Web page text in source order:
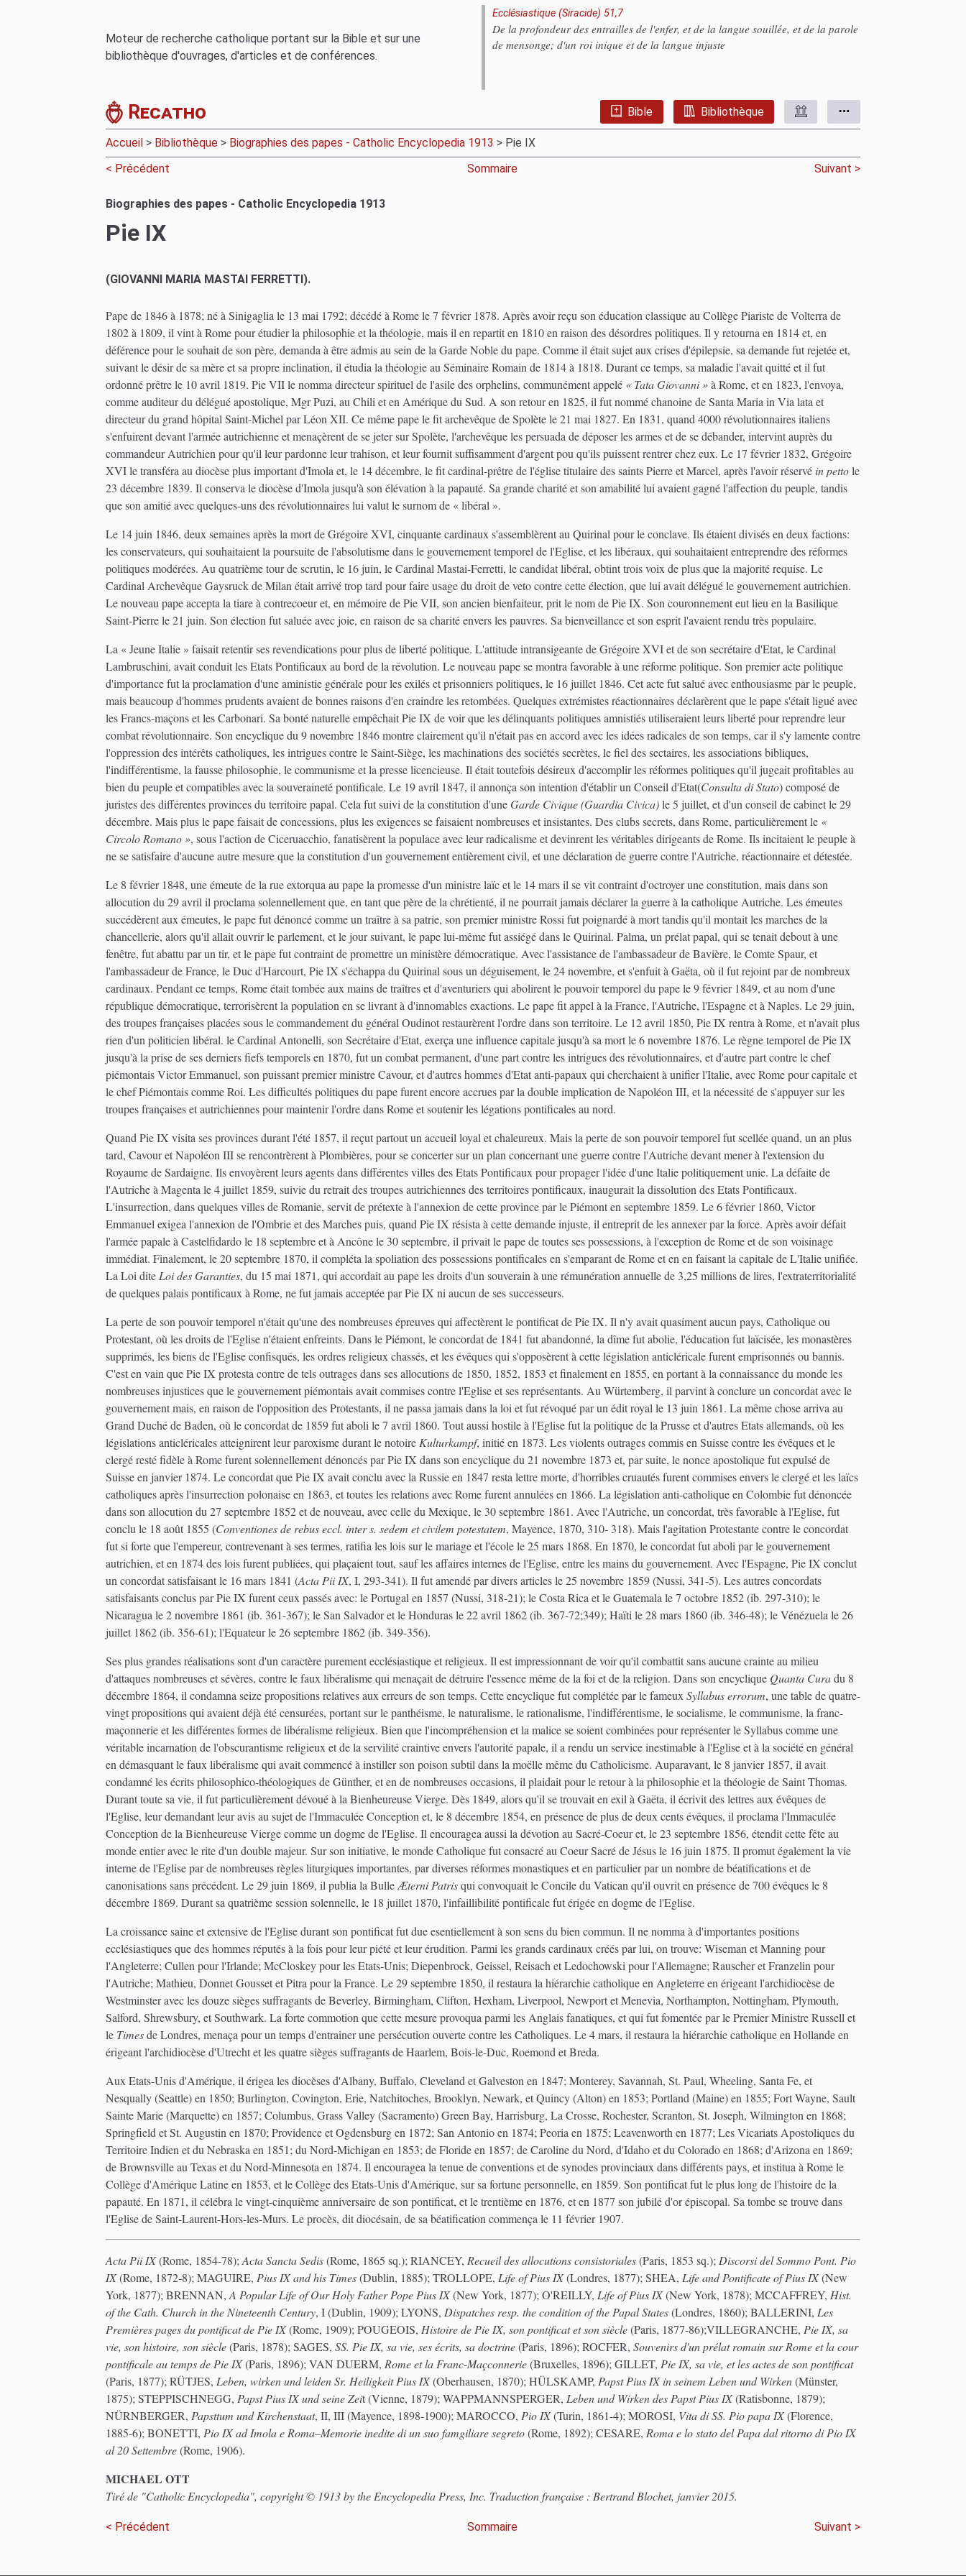
Moteur de recherche catholique portant sur la Bible et sur une
bibliothèque d'ouvrages, d'articles et de conférences.
Ecclésiastique (Siracide) 51,7
De la profondeur des entrailles de l'enfer, et de la langue souillée, et de la parole
de mensonge; d'un roi inique et de la langue injuste
Recatho Bible Bibliothèque
Accueil > Bibliothèque > Biographies des papes - Catholic Encyclopedia 1913 > Pie IX
< Précédent
Sommaire Suivant >
Biographies des papes - Catholic Encyclopedia 1913
Pie IX
(GIOVANNI MARIA MASTAI FERRETTI).
Pape de 1846 à 1878; né à Sinigaglia le 13 mai 1792; décédé à Rome le 7 février 1878. Après avoir reçu son éducation classique au Collège Piariste de Volterra de
1802 à 1809, il vint à Rome pour étudier la philosophie et la théologie, mais il en repartit en 1810 en raison des désordres politiques. Il y retourna en 1814 et, en
déférence pour le souhait de son père, demanda à être admis au sein de la Garde Noble du pape. Comme il était sujet aux crises d'épilepsie, sa demande fut rejetée et,
suivant le désir de sa mère et sa propre inclination, il étudia la théologie au Séminaire Romain de 1814 à 1818. Durant ce temps, sa maladie l'avait quitté et il fut
ordonné prêtre le 10 avril 1819. Pie VII le nomma directeur spirituel de l'asile des orphelins, communément appelé « Tata Giovanni »à Rome, et en 1823, l'envoya,
comme auditeur du délégué apostolique, Mgr Puzi, au Chili et en Amérique du Sud. A son retour en 1825, il fut nommé chanoine de Santa Maria in Via lata et
directeur du grand hôpital Saint-Michel par Léon XII. Ce même pape le fit archevêque de Spolète le 21 mai 1827. En 1831, quand 4000 révolutionnaires italiens
s'enfuirent devant l'armée autrichienne et menaçèrent de se jeter sur Spolète, l'archevêque les persuada de déposer les armes et de se débander, intervint auprès du
commandeur Autrichien pour qu'il leur pardonne leur trahison, et leur fournit suffisamment d'argent pou qu'ils puissent rentrer chez eux. Le 17 février 1832, Grégoire
XVI le transféra au diocèse plus important d'Imola et, le 14 décembre, le fit cardinal-prêtre de l'église titulaire des saints Pierre et Marcel, après l'avoir réservé in pettole
23 décembre 1839. Il conserva le diocèse d'Imola jusqu'à son élévation à la papauté. Sa grande charité et son amabilité lui avaient gagné l'affection du peuple, tandis
que son amitié avec quelques-uns des révolutionnaires lui valut le surnom de « libéral ».
Le 14 juin 1846, deux semaines après la mort de Grégoire XVI, cinquante cardinaux s'assemblèrent au Quirinal pour le conclave. Ils étaient divisés en deux factions:
les conservateurs, qui souhaitaient la poursuite de l'absolutisme dans le gouvernement temporel de l'Eglise, et les libéraux, qui souhaitaient entreprendre des réformes
politiques modérées. Au quatrième tour de scrutin, le 16 juin, le Cardinal Mastai-Ferretti, le candidat libéral, obtint trois voix de plus que la majorité requise. Le
Cardinal Archevêque Gaysruck de Milan était arrivé trop tard pour faire usage du droit de veto contre cette élection, que lui avait délégué le gouvernement autrichien.
Le nouveau pape accepta la tiare à contrecoeur et, en mémoire de Pie VII, son ancien bienfaiteur, prit le nom de Pie IX. Son couronnement eut lieu en la Basilique
Saint-Pierre le 21 juin. Son élection fut saluée avec joie, en raison de sa charité envers les pauvres. Sa bienveillance et son esprit l'avaient rendu très populaire.
La « Jeune Italie » faisait retentir ses revendications pour plus de liberté politique. L'attitude intransigeante de Grégoire XVI et de son secrétaire d'Etat, le Cardinal
Lambruschini, avait conduit les Etats Pontificaux au bord de la révolution. Le nouveau pape se montra favorable à une réforme politique. Son premier acte politique
d'importance fut la proclamation d'une aministie générale pour les exilés et prisonniers politiques, le 16 juillet 1846. Cet acte fut salué avec enthousiasme par le peuple,
mais beaucoup d'hommes prudents avaient de bonnes raisons d'en craindre les retombées. Quelques extrémistes réactionnaires déclarèrent que le pape s'était ligué avec
les Francs-maçons et les Carbonari. Sa bonté naturelle empêchait Pie IX de voir que les délinquants politiques amnistiés utiliseraient leurs liberté pour reprendre leur
combat révolutionnaire. Son encyclique du 9 novembre 1846 montre clairement qu'il n'était pas en accord avec les idées radicales de son temps, car il s'y lamente contre
l'oppression des intérêts catholiques, les intrigues contre le Saint-Siège, les machinations des sociétés secrètes, le fiel des sectaires, les associations bibliques,
l'indifférentisme, la fausse philosophie, le communisme et la presse licencieuse. Il était toutefois désireux d'accomplir les réformes politiques qu'il jugeait profitables au
bien du peuple et compatibles avec la souveraineté pontificale. Le 19 avril 1847, il annonça son intention d'établir un Conseil d'Etat(Consulta di Stato) composé de
juristes des différentes provinces du territoire papal. Cela fut suivi de la constitution d'uneGarde Civique (Guardia Civica)le 5 juillet, et d'un conseil de cabinet le 29
décembre. Mais plus le pape faisait de concessions, plus les exigences se faisaient nombreuses et insistantes. Des clubs secrets, dans Rome, particulièrement le «
Circolo Romano », sous l'action de Ciceruacchio, fanatisèrent la populace avec leur radicalisme et devinrent les véritables dirigeants de Rome. Ils incitaient le peuple à
ne se satisfaire d'aucune autre mesure que la constitution d'un gouvernement entièrement civil, et une déclaration de guerre contre l'Autriche, réactionnaire et détestée.
Le 8 février 1848, une émeute de la rue extorqua au pape la promesse d'un ministre laïc et le 14 mars il se vit contraint d'octroyer une constitution, mais dans son
allocution du 29 avril il proclama solennellement que, en tant que père de la chrétienté, il ne pourrait jamais déclarer la guerre à la catholique Autriche. Les émeutes
succédèrent aux émeutes, le pape fut dénoncé comme un traître à sa patrie, son premier ministre Rossi fut poignardé à mort tandis qu'il montait les marches de la
chancellerie, alors qu'il allait ouvrir le parlement, et le jour suivant, le pape lui-même fut assiégé dans le Quirinal. Palma, un prélat papal, qui se tenait debout à une
fenêtre, fut abattu par un tir, et le pape fut contraint de promettre un ministère démocratique. Avec l'assistance de l'ambassadeur de Bavière, le Comte Spaur, et
l'ambassadeur de France, le Duc d'Harcourt, Pie IX s'échappa du Quirinal sous un déguisement, le 24 novembre, et s'enfuit à Gaëta, où il fut rejoint par de nombreux
cardinaux. Pendant ce temps, Rome était tombée aux mains de traîtres et d'aventuriers qui abolirent le pouvoir temporel du pape le 9 février 1849, et au nom d'une
république démocratique, terrorisèrent la population en se livrant à d'innomables exactions. Le pape fit appel à la France, l'Autriche, l'Espagne et à Naples. Le 29 juin,
des troupes françaises placées sous le commandement du général Oudinot restaurèrent l'ordre dans son territoire. Le 12 avril 1850, Pie IX rentra à Rome, et n'avait plus
rien d'un politicien libéral. le Cardinal Antonelli, son Secrétaire d'Etat, exerça une influence capitale jusqu'à sa mort le 6 novembre 1876. Le règne temporel de Pie IX
jusqu'à la prise de ses derniers fiefs temporels en 1870, fut un combat permanent, d'une part contre les intrigues des révolutionnaires, et d'autre part contre le chef
piémontais Victor Emmanuel, son puissant premier ministre Cavour, et d'autres hommes d'Etat anti-papaux qui cherchaient à unifier l'Italie, avec Rome pour capitale et
le chef Piémontais comme Roi. Les difficultés politiques du pape furent encore accrues par la double implication de Napoléon III, et la nécessité de s'appuyer sur les
troupes françaises et autrichiennes pour maintenir l'ordre dans Rome et soutenir les légations pontificales au nord.
Quand Pie IX visita ses provinces durant l'été 1857, il reçut partout un accueil loyal et chaleureux. Mais la perte de son pouvoir temporel fut scellée quand, un an plus
tard, Cavour et Napoléon III se rencontrèrent à Plombières, pour se concerter sur un plan concernant une guerre contre l'Autriche devant mener à l'extension du
Royaume de Sardaigne. Ils envoyèrent leurs agents dans différentes villes des Etats Pontificaux pour propager l'idée d'une Italie politiquement unie. La défaite de
l'Autriche à Magenta le 4 juillet 1859, suivie du retrait des troupes autrichiennes des territoires pontificaux, inaugurait la dissolution des Etats Pontificaux.
L'insurrection, dans quelques villes de Romanie, servit de prétexte à l'annexion de cette province par le Piémont en septembre 1859. Le 6 février 1860, Victor
Emmanuel exigea l'annexion de l'Ombrie et des Marches puis, quand Pie IX résista à cette demande injuste, il entreprit de les annexer par la force. Après avoir défait
l'armée papale à Castelfidardo le 18 septembre et à Ancône le 30 septembre, il privait le pape de toutes ses possessions, à l'exception de Rome et de son voisinage
immédiat. Finalement, le 20 septembre 1870, il compléta la spoliation des possessions pontificales en s'emparant de Rome et en en faisant la capitale de L'Italie unifiée.
La Loi dite Loi des Garanties, du 15 mai 1871, qui accordait au pape les droits d'un souverain à une rémunération annuelle de 3,25 millions de lires, l'extraterritorialité
de quelques palais pontificaux à Rome, ne fut jamais acceptée par Pie IX ni aucun de ses successeurs.
La perte de son pouvoir temporel n'était qu'une des nombreuses épreuves qui affectèrent le pontificat de Pie IX. Il n'y avait quasiment aucun pays, Catholique ou
Protestant, où les droits de l'Eglise n'étaient enfreints. Dans le Piémont, le concordat de 1841 fut abandonné, la dîme fut abolie, l'éducation fut laïcisée, les monastères
supprimés, les biens de l'Eglise confisqués, les ordres religieux chassés, et les évêques qui s'opposèrent à cette législation anticléricale furent emprisonnés ou bannis.
C'est en vain que Pie IX protesta contre de tels outrages dans ses allocutions de 1850, 1852, 1853 et finalement en 1855, en portant à la connaissance du monde les
nombreuses injustices que le gouvernement piémontais avait commises contre l'Eglise et ses représentants. Au Würtemberg, il parvint à conclure un concordat avec le
gouvernement mais, en raison de l'opposition des Protestants, il ne passa jamais dans la loi et fut révoqué par un édit royal le 13 juin 1861. La même chose arriva au
Grand Duché de Baden, où le concordat de 1859 fut aboli le 7 avril 1860. Tout aussi hostile à l'Eglise fut la politique de la Prusse et d'autres Etats allemands, où les
législations anticléricales atteignirent leur paroxisme durant le notoire Kulturkampf, initié en 1873. Les violents outrages commis en Suisse contre les évêques et le
clergé resté fidèle à Rome furent solennellement dénoncés par Pie IX dans son encyclique du 21 novembre 1873 et, par suite, le nonce apostolique fut expulsé de
Suisse en janvier 1874. Le concordat que Pie IX avait conclu avec la Russie en 1847 resta lettre morte, d'horribles cruautés furent commises envers le clergé et les laïcs
catholiques après l'insurrection polonaise en 1863, et toutes les relations avec Rome furent annulées en 1866. La législation anti-catholique en Colombie fut dénoncée
dans son allocution du 27 septembre 1852 et de nouveau, avec celle du Mexique, le 30 septembre 1861. Avec l'Autriche, un concordat, très favorable à l'Eglise, fut
conclu le 18 août 1855 (Conventiones de rebus eccl. inter s. sedem et civilem potestatem, Mayence, 1870, 310- 318). Mais l'agitation Protestante contre le concordat
fut si forte que l'empereur, contrevenant à ses termes, ratifia les lois sur le mariage et l'école le 25 mars 1868. En 1870, le concordat fut aboli par le gouvernement
autrichien, et en 1874 des lois furent publiées, qui plaçaient tout, sauf les affaires internes de l'Eglise, entre les mains du gouvernement. Avec l'Espagne, Pie IX conclut
un concordat satisfaisant le 16 mars 1841 (Acta Pii IX, I, 293-341). Il fut amendé par divers articles le 25 novembre 1859 (Nussi, 341-5). Les autres concordats
satisfaisants conclus par Pie IX furent ceux passés avec: le Portugal en 1857 (Nussi, 318-21); le Costa Rica et le Guatemala le 7 octobre 1852 (ib. 297-310); le
Nicaragua le 2 novembre 1861 (ib. 361-367); le San Salvador et le Honduras le 22 avril 1862 (ib. 367-72;349); Haïti le 28 mars 1860 (ib. 346-48); le Vénézuela le 26
juillet 1862 (ib. 356-61); l'Equateur le 26 septembre 1862 (ib. 349-356).
Ses plus grandes réalisations sont d'un caractère purement ecclésiastique et religieux. Il est impressionnant de voir qu'il combattit sans aucune crainte au milieu
d'attaques nombreuses et sévères, contre le faux libéralisme qui menaçait de détruire l'essence même de la foi et de la religion. Dans son encyclique Quanta Curadu 8
décembre 1864, il condamna seize propositions relatives aux erreurs de son temps. Cette encyclique fut complétée par le fameux Syllabus errorum, une table de quatre-
vingt propositions qui avaient déjà été censurées, portant sur le panthéisme, le naturalisme, le rationalisme, l'indifférentisme, le socialisme, le communisme, la franc-
maçonnerie et les différentes formes de libéralisme religieux. Bien que l'incompréhension et la malice se soient combinées pour représenter le Syllabus comme une
véritable incarnation de l'obscurantisme religieux et de la servilité craintive envers l'autorité papale, il a rendu un service inestimable à l'Eglise et à la société en général
en démasquant le faux libéralisme qui avait commencé à instiller son poison subtil dans la moëlle même du Catholicisme. Auparavant, le 8 janvier 1857, il avait
condamné les écrits philosophico-théologiques de Günther, et en de nombreuses occasions, il plaidait pour le retour à la philosophie et la théologie de Saint Thomas.
Durant toute sa vie, il fut particulièrement dévoué à la Bienheureuse Vierge. Dès 1849, alors qu'il se trouvait en exil à Gaëta, il écrivit des lettres aux évêques de
l'Eglise, leur demandant leur avis au sujet de l'Immaculée Conception et, le 8 décembre 1854, en présence de plus de deux cents évêques, il proclama l'Immaculée
Conception de la Bienheureuse Vierge comme un dogme de l'Eglise. Il encouragea aussi la dévotion au Sacré-Coeur et, le 23 septembre 1856, étendit cette fête au
monde entier avec le rite d'un double majeur. Sur son initiative, le monde Catholique fut consacré au Coeur Sacré de Jésus le 16 juin 1875. Il promut également la vie
interne de l'Eglise par de nombreuses règles liturgiques importantes, par diverses réformes monastiques et en particulier par un nombre de béatifications et de
canonisations sans précédent. Le 29 juin 1869, il publia la BulleÆterni Patrisqui convoquait le Concile du Vatican qu'il ouvrit en présence de 700 évêques le 8
décembre 1869. Durant sa quatrième session solennelle, le 18 juillet 1870, l'infaillibilité pontificale fut érigée en dogme de l'Eglise.
La croissance saine et extensive de l'Eglise durant son pontificat fut due esentiellement à son sens du bien commun. Il ne nomma à d'importantes positions
ecclésiastiques que des hommes réputés à la fois pour leur piété et leur érudition. Parmi les grands cardinaux créés par lui, on trouve: Wiseman et Manning pour
l'Angleterre; Cullen pour l'Irlande; McCloskey pour les Etats-Unis; Diepenbrock, Geissel, Reisach et Ledochowski pour l'Allemagne; Rauscher et Franzelin pour
l'Autriche; Mathieu, Donnet Gousset et Pitra pour la France. Le 29 septembre 1850, il restaura la hiérarchie catholique en Angleterre en érigeant l'archidiocèse de
Westminster avec les douze sièges suffragants de Beverley, Birmingham, Clifton, Hexham, Liverpool, Newport et Menevia, Northampton, Nottingham, Plymouth,
Salford, Shrewsbury, et Southwark. La forte commotion que cette mesure provoqua parmi les Anglais fanatiques, et qui fut fomentée par le Premier Ministre Russell et
le Timesde Londres, menaça pour un temps d'entrainer une persécution ouverte contre les Catholiques. Le 4 mars, il restaura la hiérarchie catholique en Hollande en
érigeant l'archidiocèse d'Utrecht et les quatre sièges suffragants de Haarlem, Bois-le-Duc, Roemond et Breda.
Aux Etats-Unis d'Amérique, il érigea les diocèses d'Albany, Buffalo, Cleveland et Galveston en 1847; Monterey, Savannah, St. Paul, Wheeling, Santa Fe, et
Nesqually (Seattle) en 1850; Burlington, Covington, Erie, Natchitoches, Brooklyn, Newark, et Quincy (Alton) en 1853; Portland (Maine) en 1855; Fort Wayne, Sault
Sainte Marie (Marquette) en 1857; Columbus, Grass Valley (Sacramento) Green Bay, Harrisburg, La Crosse, Rochester, Scranton, St. Joseph, Wilmington en 1868;
Springfield et St. Augustin en 1870; Providence et Ogdensburg en 1872; San Antonio en 1874; Peoria en 1875; Leavenworth en 1877; Les Vicariats Apostoliques du
Territoire Indien et du Nebraska en 1851; du Nord-Michigan en 1853; de Floride en 1857; de Caroline du Nord, d'Idaho et du Colorado en 1868; d'Arizona en 1869;
de Brownsville au Texas et du Nord-Minnesota en 1874. Il encouragea la tenue de conventions et de synodes provinciaux dans différents pays, et institua à Rome le
Collège d'Amérique Latine en 1853, et le Collège des Etats-Unis d'Amérique, sur sa fortune personnelle, en 1859. Son pontificat fut le plus long de l'histoire de la
papauté. En 1871, il célébra le vingt-cinquième anniversaire de son pontificat, et le trentième en 1876, et en 1877 son jubilé d'or épiscopal. Sa tombe se trouve dans
l'Eglise de Saint-Laurent-Hors-les-Murs. Le procès, dit diocésain, de sa béatification commença le 11 février 1907.
Acta Pii IX(Rome, 1854-78); Acta Sancta Sedis(Rome, 1865 sq.); RIANCEY, Recueil des allocutions consistoriales(Paris, 1853 sq.); Discorsi del Sommo Pont. Pio
IX(Rome, 1872-8); MAGUIRE, Pius IX and his Times(Dublin, 1885); TROLLOPE, Life of Pius IX(Londres, 1877); SHEA, Life and Pontificate of Pius IX(New
York, 1877); BRENNAN, A Popular Life of Our Holy Father Pope Pius IX(New York, 1877); O'REILLY, Life of Pius IX(New York, 1878); MCCAFFREY, Hist.
of the Cath. Church in the Nineteenth Century, I (Dublin, 1909); LYONS, Dispatches resp. the condition of the Papal States(Londres, 1860); BALLERINI, Les
Premières pages du pontificat de Pie IX(Rome, 1909); POUGEOIS, Histoire de Pie IX, son pontificat et son siècle(Paris, 1877-86);VILLEGRANCHE, Pie IX, sa
vie, son histoire, son siècle(Paris, 1878); SAGES, SS. Pie IX, sa vie, ses écrits, sa doctrine(Paris, 1896); ROCFER, Souvenirs d'un prélat romain sur Rome et la cour
pontificale au temps de Pie IX(Paris, 1896); VAN DUERM, Rome et la Franc-Maçconnerie(Bruxelles, 1896); GILLET, Pie IX, sa vie, et les actes de son pontificat
(Paris, 1877); RÜTJES, Leben, wirken und leiden Sr. Heiligkeit Pius IX(Oberhausen, 1870); HÜLSKAMP, Papst Pius IX in seinem Leben und Wirken(Münster,
1875); STEPPISCHNEGG, Papst Pius IX und seine Zeit (Vienne, 1879); WAPPMANNSPERGER, Leben und Wirken des Papst Pius IX(Ratisbonne, 1879);
NÜRNBERGER, Papsttum und Kirchenstaat, II, III (Mayence, 1898-1900); MAROCCO, Pio IX(Turin, 1861-4); MOROSI, Vita di SS. Pio papa IX(Florence,
1885-6); BONETTI, Pio IX ad Imola e Roma–Memorie inedite di un suo famgiliare segreto(Rome, 1892); CESARE, Roma e lo stato del Papa dal ritorno di Pio IX
al 20 Settembre(Rome, 1906).
MICHAEL OTT
Tiré de "Catholic Encyclopedia", copyright © 1913 by the Encyclopedia Press, Inc. Traduction française : Bertrand Blochet, janvier 2015.
< Précédent Sommaire Suivant >